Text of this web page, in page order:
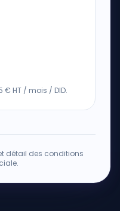
€ HT / mois / DID.
détail des conditions